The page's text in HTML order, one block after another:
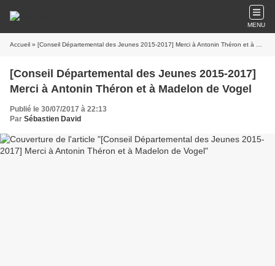
MENU
Accueil » [Conseil Départemental des Jeunes 2015-2017] Merci à Antonin Théron et à Madelon de Vogel
[Conseil Départemental des Jeunes 2015-2017]
Merci à Antonin Théron et à Madelon de Vogel
Publié le 30/07/2017 à 22:13
Par Sébastien David